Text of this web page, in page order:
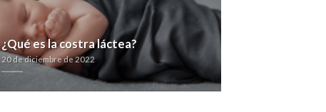
¿Qué es la costra láctea?
20 de diciembre de 2022